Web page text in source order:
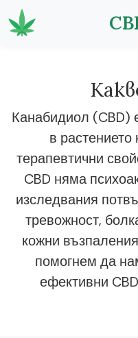
Канабидиол (CBD)
в растението
терапевтични
CBD няма
изследвания
тревожност,
кожни
помогнем да
ефективни